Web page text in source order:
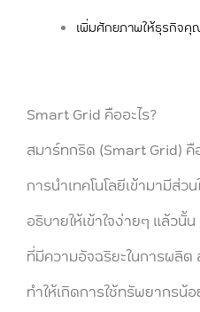
เพิ่มศักยภาพให้ธุรกิจ
Smart Grid คืออะไร?
สมาร์ทกริด (Smart Grid) คื
การนำเทคโนโลยีเข้ามามีส่
อธิบายให้เข้าใจง่ายๆ แล้วนั้
ที่มีความอัจฉริยะในการผลิ
ทำให้เกิดการใช้ทรัพยากร